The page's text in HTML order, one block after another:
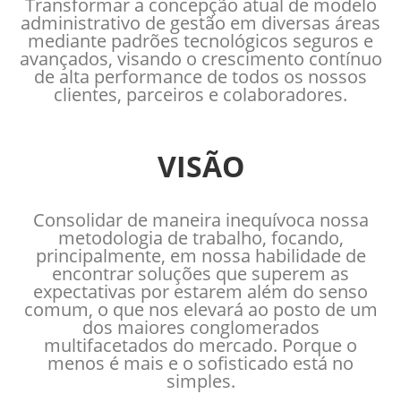
administrativo de gestão em diversas áreas
mediante padrões tecnológicos seguros e
avançados, visando o crescimento contínuo
de alta performance de todos os nossos
clientes, parceiros e colaboradores.
VISÃO
Consolidar de maneira inequívoca nossa
metodologia de trabalho, focando,
principalmente, em nossa habilidade de
encontrar soluções que superem as
expectativas por estarem além do senso
comum, o que nos elevará ao posto de um
dos maiores conglomerados
multifacetados do mercado. Porque o
menos é mais e o sofisticado está no
simples.